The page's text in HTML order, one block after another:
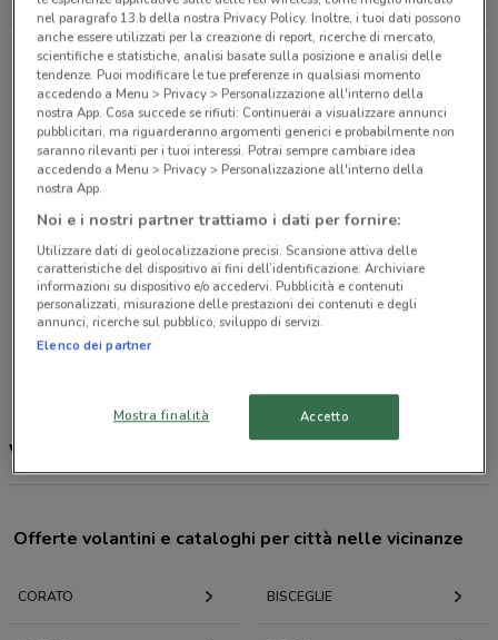
Via Spirito Santo, 5/E Corato
372 m
Via Peucetia, 32 Ruvo Di Puglia
6.6 km
Via Saffi, 14 Ruvo Di Puglia
7.1 km
Via Asiago, 37 Andria
11.9 km
Vitulano Drugstore, offerte e negozi
Offerte volantini e cataloghi per città nelle vicinanze
CORATO BISCEGLIE
nel paragrafo 13.b della nostra Privacy Policy. Inoltre, i tuoi dati possono
anche essere utilizzati per la creazione di report, ricerche di mercato,
scientifiche e statistiche, analisi basate sulla posizione e analisi delle
tendenze. Puoi modificare le tue preferenze in qualsiasi momento
accedendo a Menu > Privacy > Personalizzazione all'interno della
nostra App. Cosa succede se rifiuti: Continuerai a visualizzare annunci
pubblicitari, ma riguarderanno argomenti generici e probabilmente non
saranno rilevanti per i tuoi interessi. Potrai sempre cambiare idea
accedendo a Menu > Privacy > Personalizzazione all'interno della
nostra App.
Noi e i nostri partner trattiamo i dati per fornire:
Utilizzare dati di geolocalizzazione precisi. Scansione attiva delle
caratteristiche del dispositivo ai fini dell’identificazione. Archiviare
informazioni su dispositivo e/o accedervi. Pubblicità e contenuti
personalizzati, misurazione delle prestazioni dei contenuti e degli
annunci, ricerche sul pubblico, sviluppo di servizi.
Elenco dei partner
Mostra finalità Accetto